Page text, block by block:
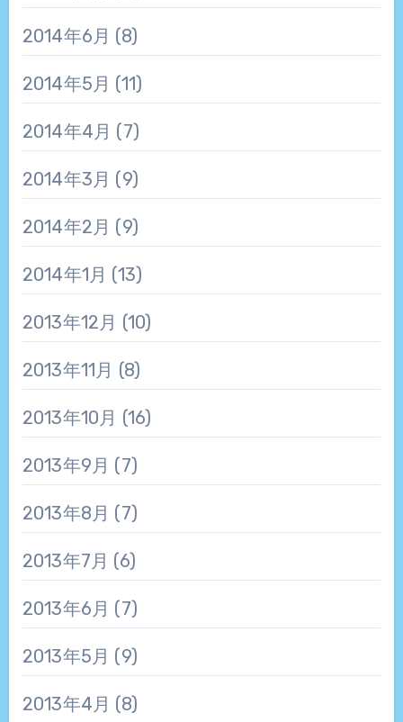
2014年6月 (8)
2014年5月 (11)
2014年4月 (7)
2014年3月 (9)
2014年2月 (9)
2014年1月 (13)
2013年12月 (10)
2013年11月 (8)
2013年10月 (16)
2013年9月 (7)
2013年8月 (7)
2013年7月 (6)
2013年6月 (7)
2013年5月 (9)
2013年4月 (8)